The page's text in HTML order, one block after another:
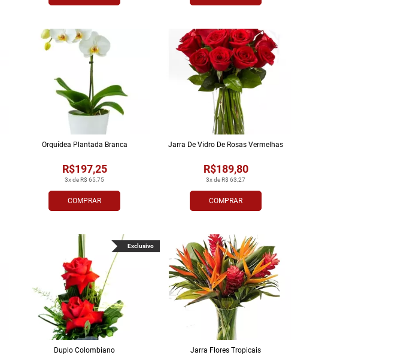
COMPRAR
3x de R$ 65,75
R$197,25
Orquídea Plantada Branca
COMPRAR
3x de R$ 63,27
R$189,80
Jarra De Vidro De Rosas Vermelhas
Duplo Colombiano
Exclusivo
Jarra Flores Tropi­cais